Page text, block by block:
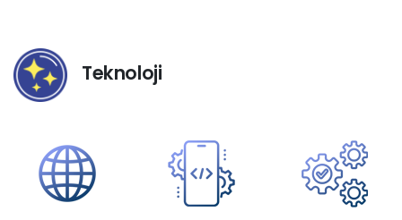
Teknoloji